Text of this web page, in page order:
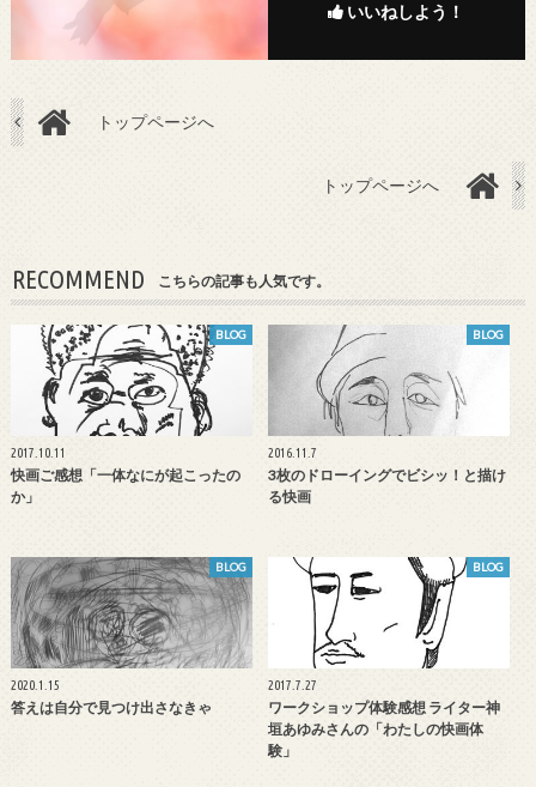
いいねしよう！
トップページへ
トップページへ
RECOMMEND こちらの記事も人気です。
BLOG
2017.10.11
快画ご感想「一体なにが起こったの
か」
BLOG
2016.11.7
3枚のドローイングでビシッ！と描け
る快画
BLOG
2020.1.15
答えは自分で見つけ出さなきゃ
BLOG
2017.7.27
ワークショップ体験感想 ライター神
垣あゆみさんの「わたしの快画体
験」